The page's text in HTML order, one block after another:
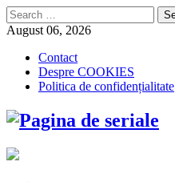
Search
for:
August 06, 2026
Contact
Despre COOKIES
Politica de confidențialitate